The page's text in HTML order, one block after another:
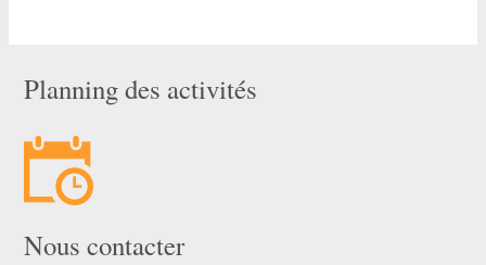
Planning des activités
Nous contacter